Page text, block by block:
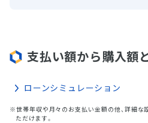
支払い額から購入額
ローンシミュレーション
※世帯年収や月々のお支払い金額の他、詳細な
ただけます。